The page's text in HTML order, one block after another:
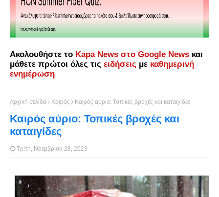
Ακολουθήστε το Kapa News στο Google News και
μάθετε πρώτοι όλες τις ειδήσεις με καθημερινή
ενημέρωση
Αρχική σελίδα Καιρός Καιρός αύριο: Τοπικές βροχές και καταιγίδες
Καιρός αύριο: Τοπικές βροχές και
καταιγίδες
Τρίτη, Νοεμβρίου 28, 2023